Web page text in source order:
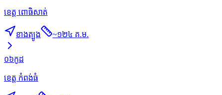
ខេត្ត ពោធិសាត់
ខាងត្បូង ~១២៤ គ.ម.
០៦កូដ
ខេត្ត កំពង់ធំ